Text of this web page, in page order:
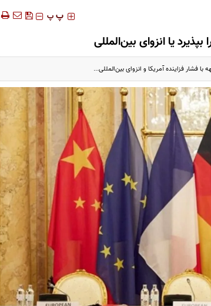
‍‍‍ پ پ
یا انزوای بین‌المللی
فشار فزاینده آمریکا و انزوای بین‌المللی...